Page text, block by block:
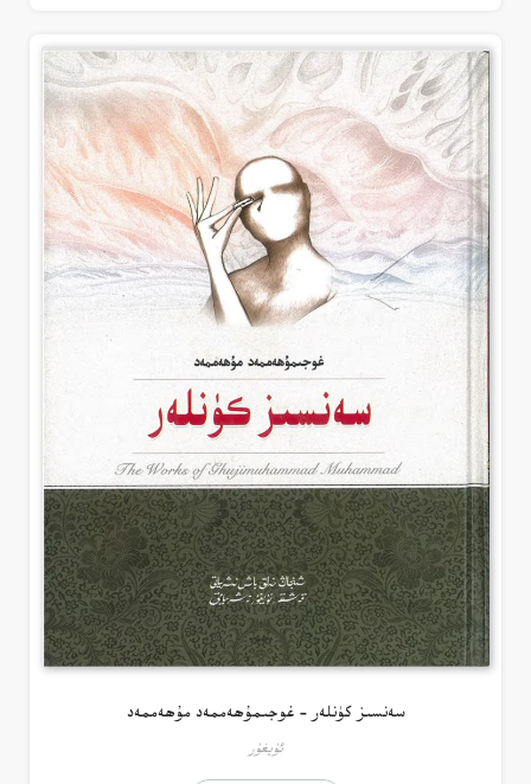
سەنسىز كۈنلەر – غوجىمۇھەممەد مۇھەممەد
ئۇيغۇر